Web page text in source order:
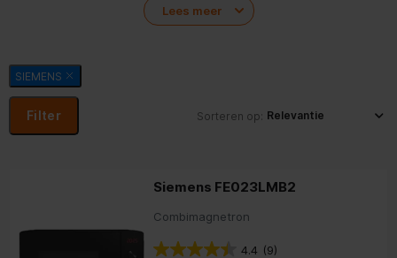
Lees meer
SIEMENS
Filter Sorteren op:
Siemens FE023LMB2
Combimagnetron
4.4 (9)